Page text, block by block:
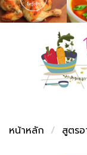
เคล็ดลับน่ารู้
เปรียบเที
เปรียบเที
เปรียบเที
FoodPedia
สร้าง
หน้าหลัก
สูตร